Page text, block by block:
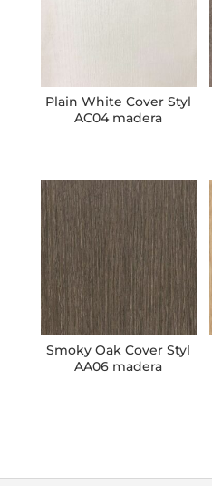
Plain White Cover Styl
AC04 madera
Smoky Oak Cover Styl
AA06 madera